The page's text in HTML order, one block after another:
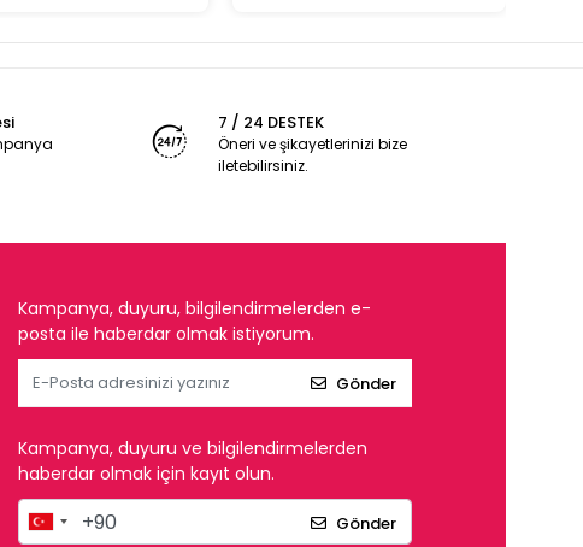
7 / 24 DESTEK
Öneri ve şikayetlerinizi bize
iletebilirsiniz.
Kampanya, duyuru, bilgilendirmelerden e-
posta ile haberdar olmak istiyorum.
Gönder
Kampanya, duyuru ve bilgilendirmelerden
haberdar olmak için kayıt olun.
Gönder